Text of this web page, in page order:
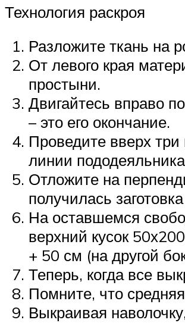
Технология раскроя
Разложите ткань на
От левого края
простыни.
Двигайтесь вправо
– это его окончание.
Проведите вверх
линии
Отложите на
получилась
На оставшемся
верхний кусок
+ 50 см (на другой
Теперь, когда все
Помните, что
Выкраивая